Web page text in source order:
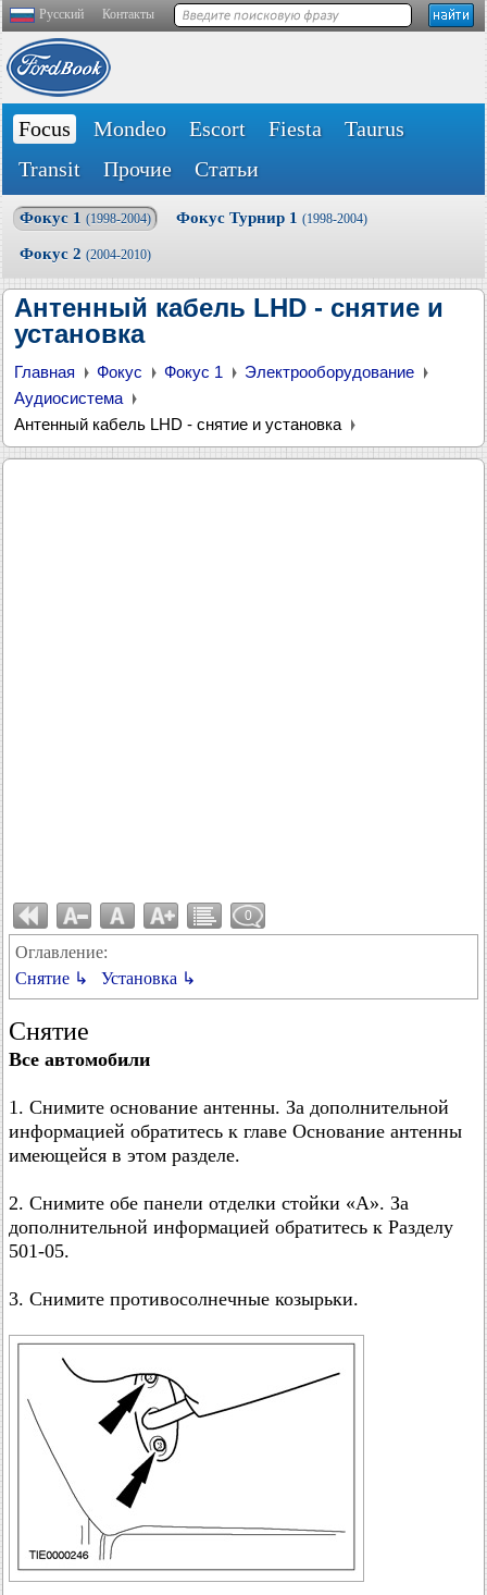
Русский Контакты
Focus Mondeo Escort Fiesta
Taurus
Transit
Прочие Статьи
Фокус 1 (1998-2004) Фокус Турнир 1 (1998-2004)
Фокус 2 (2004-2010)
Антенный кабель LHD - снятие и
установка
Главная Фокус Фокус 1
Электрооборудование
Аудиосистема
Антенный кабель LHD - снятие и установка
0
Оглавление:
Снятие ↳
Установка ↳
Снятие
Все автомобили
1. Снимите основание антенны. За дополнительной
информацией обратитесь к главе Основание антенны
имеющейся в этом разделе.
2. Снимите обе панели отделки стойки «А». За
дополнительной информацией обратитесь к Разделу
501-05.
3. Снимите противосолнечные козырьки.